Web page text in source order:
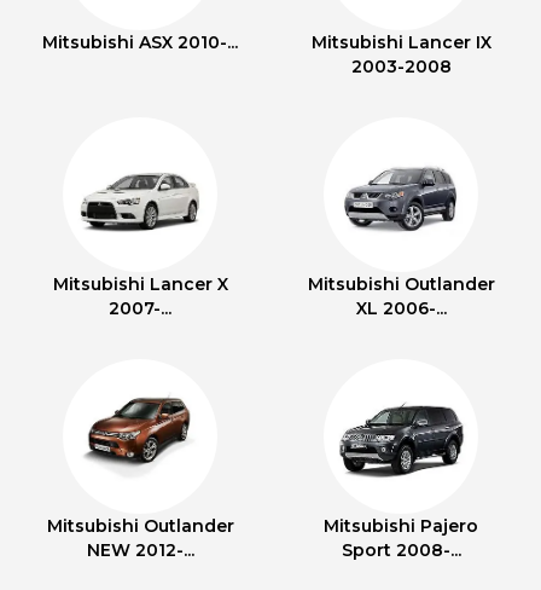
Mitsubishi ASX 2010-...
Mitsubishi Lancer IX
2003-2008
Mitsubishi Lancer X
2007-...
Mitsubishi Outlander
XL 2006-...
Mitsubishi Outlander
NEW 2012-...
Mitsubishi Pajero
Sport 2008-...